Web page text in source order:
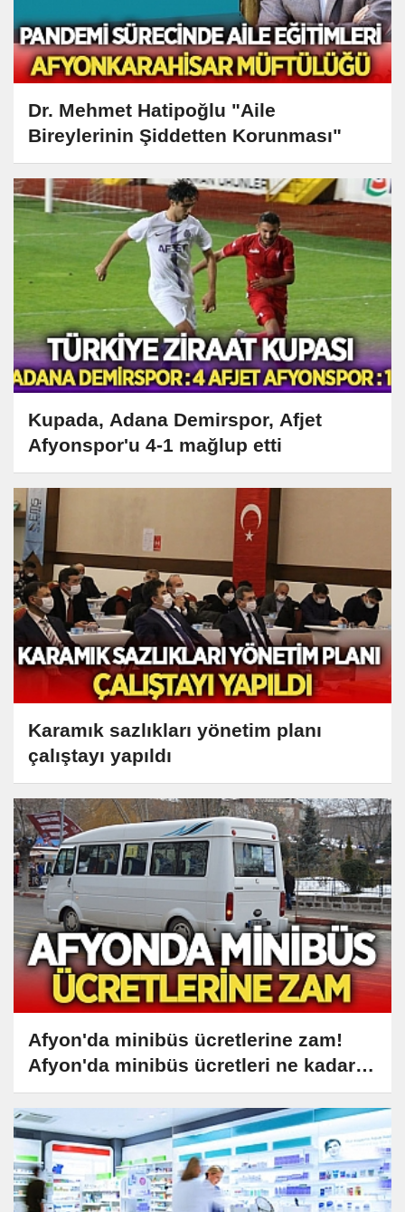
Dr. Mehmet Hatipoğlu "Aile
Bireylerinin Şiddetten Korunması"
Kupada, Adana Demirspor, Afjet
Afyonspor'u 4-1 mağlup etti
Karamık sazlıkları yönetim planı
çalıştayı yapıldı
Afyon'da minibüs ücretlerine zam!
Afyon'da minibüs ücretleri ne kadar
oldu?